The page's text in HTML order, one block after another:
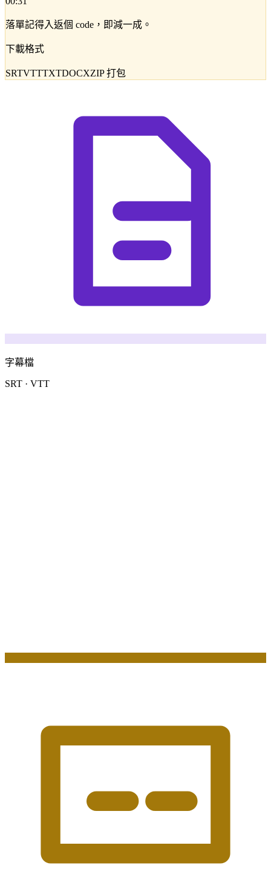
落單記得入返個 code，即減一成。
下載格式
SRTVTTTXTDOCXZIP 打包
字幕檔
SRT · VTT